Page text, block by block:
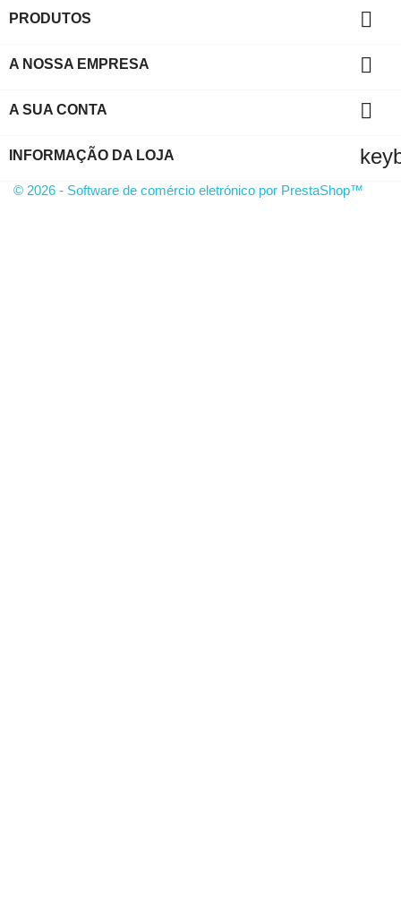
PRODUTOS 
A NOSSA EMPRESA 
A SUA CONTA 
INFORMAÇÃO DA LOJA
© 2026 - Software de comércio eletrónico por PrestaShop™